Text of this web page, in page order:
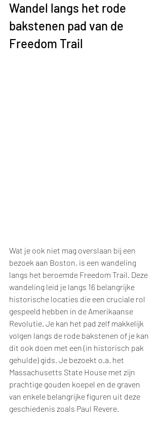
Wandel langs het rode
bakstenen pad van de
Freedom Trail
Wat je ook niet mag overslaan bij een
bezoek aan Boston, is een wandeling
langs het beroemde Freedom Trail. Deze
wandeling leid je langs 16 belangrijke
historische locaties die een cruciale rol
gespeeld hebben in de Amerikaanse
Revolutie. Je kan het pad zelf makkelijk
volgen langs de rode bakstenen of je kan
dit ook doen met een (in historisch pak
gehulde) gids. Je bezoekt o.a. het
Massachusetts State House met zijn
prachtige gouden koepel en de graven
van enkele belangrijke figuren uit deze
geschiedenis zoals Paul Revere.